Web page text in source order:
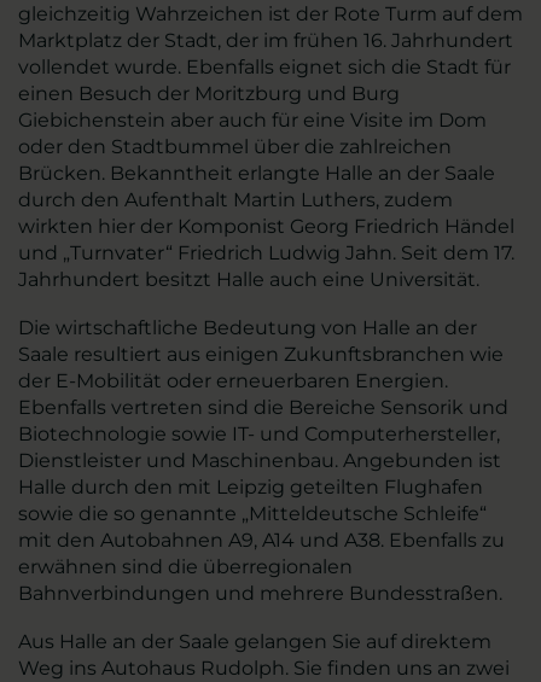
gleichzeitig Wahrzeichen ist der Rote Turm auf dem
Marktplatz der Stadt, der im frühen 16. Jahrhundert
vollendet wurde. Ebenfalls eignet sich die Stadt für
einen Besuch der Moritzburg und Burg
Giebichenstein aber auch für eine Visite im Dom
oder den Stadtbummel über die zahlreichen
Brücken. Bekanntheit erlangte Halle an der Saale
durch den Aufenthalt Martin Luthers, zudem
wirkten hier der Komponist Georg Friedrich Händel
und „Turnvater“ Friedrich Ludwig Jahn. Seit dem 17.
Jahrhundert besitzt Halle auch eine Universität.
Die wirtschaftliche Bedeutung von Halle an der
Saale resultiert aus einigen Zukunftsbranchen wie
der E-Mobilität oder erneuerbaren Energien.
Ebenfalls vertreten sind die Bereiche Sensorik und
Biotechnologie sowie IT- und Computerhersteller,
Dienstleister und Maschinenbau. Angebunden ist
Halle durch den mit Leipzig geteilten Flughafen
sowie die so genannte „Mitteldeutsche Schleife“
mit den Autobahnen A9, A14 und A38. Ebenfalls zu
erwähnen sind die überregionalen
Bahnverbindungen und mehrere Bundesstraßen.
Aus Halle an der Saale gelangen Sie auf direktem
Weg ins Autohaus Rudolph. Sie finden uns an zwei